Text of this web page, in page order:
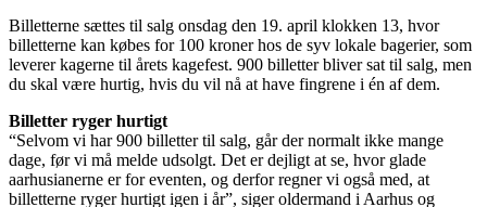
Billetterne sættes til salg onsdag den 19. april klokken 13, hvor
billetterne kan købes for 100 kroner hos de syv lokale bagerier, som
leverer kagerne til årets kagefest. 900 billetter bliver sat til salg, men
du skal være hurtig, hvis du vil nå at have fingrene i én af dem.
Billetter ryger hurtigt
“Selvom vi har 900 billetter til salg, går der normalt ikke mange
dage, før vi må melde udsolgt. Det er dejligt at se, hvor glade
aarhusianerne er for eventen, og derfor regner vi også med, at
billetterne ryger hurtigt igen i år”, siger oldermand i Aarhus og